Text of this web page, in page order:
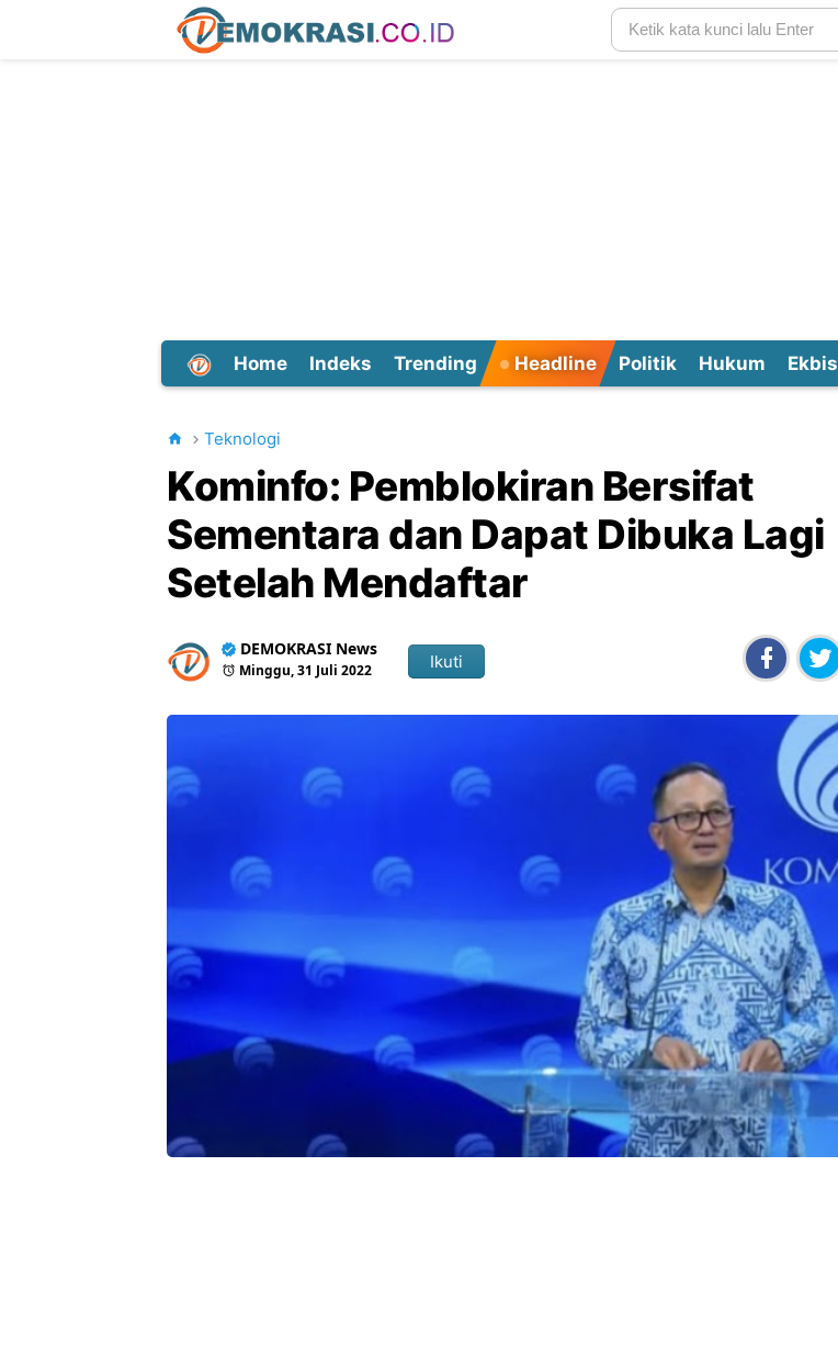
Home Indeks Trending Headline Politik Hukum Ekbis
Teknologi
Kominfo: Pemblokiran Bersifat
Sementara dan Dapat Dibuka Lagi
Setelah Mendaftar
DEMOKRASI News
Minggu, 31 Juli 2022 Ikuti